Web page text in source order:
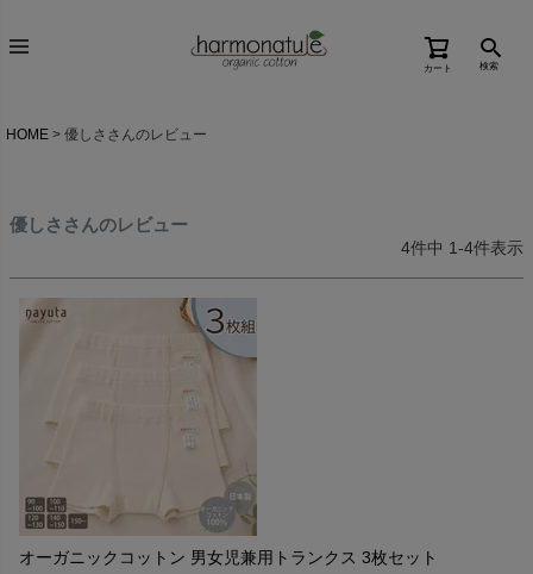
カート 検索
HOME 優しささんのレビュー
優しささんのレビュー
4件中 1-4件表示
オーガニックコットン 男女児兼用トランクス 3枚セット